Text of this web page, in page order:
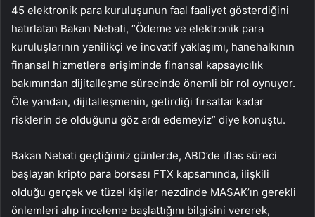
45 elektronik para kuruluşunun faal faaliyet gösterdiğini
hatırlatan Bakan Nebati, “Ödeme ve elektronik para
kuruluşlarının yenilikçi ve inovatif yaklaşımı, hanehalkının
finansal hizmetlere erişiminde finansal kapsayıcılık
bakımından dijitalleşme sürecinde önemli bir rol oynuyor.
Öte yandan, dijitalleşmenin, getirdiği fırsatlar kadar
risklerin de olduğunu göz ardı edemeyiz” diye konuştu.
Bakan Nebati geçtiğimiz günlerde, ABD’de iflas süreci
başlayan kripto para borsası FTX kapsamında, ilişkili
olduğu gerçek ve tüzel kişiler nezdinde MASAK’ın gerekli
önlemleri alıp inceleme başlattığını bilgisini vererek,